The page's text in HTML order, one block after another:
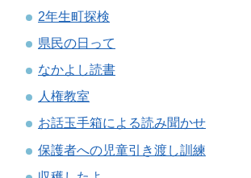
2年生町探検
県民の日って
なかよし読書
人権教室
お話玉手箱による読み聞かせ
保護者への児童引き渡し訓練